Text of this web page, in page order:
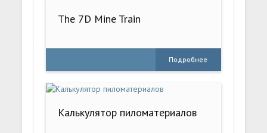
The 7D Mine Train
Подробнее
Калькулятор пиломатериалов